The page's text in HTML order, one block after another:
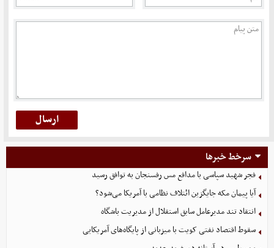
سرخط خبرها
فجر شهید سپاسی با مدافع مس رفسنجان به توافق رسید
آیا پیمان مکه جایگزین ائتلاف نظامی با آمریکا می‌شود؟
انتقاد تند مدیرعامل سابق استقلال از مدیریت باشگاه
سقوط اقتصاد نفتی کویت با میزبانی از پایگاه‌های آمریکایی